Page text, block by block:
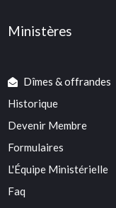
Ministères
Dîmes & offrandes
Historique
Devenir Membre
Formulaires
L'Équipe Ministérielle
Faq